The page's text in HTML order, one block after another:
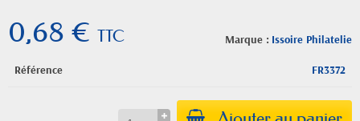
Marque : Issoire Philatelie
0,68 € TTC
Référence FR3372